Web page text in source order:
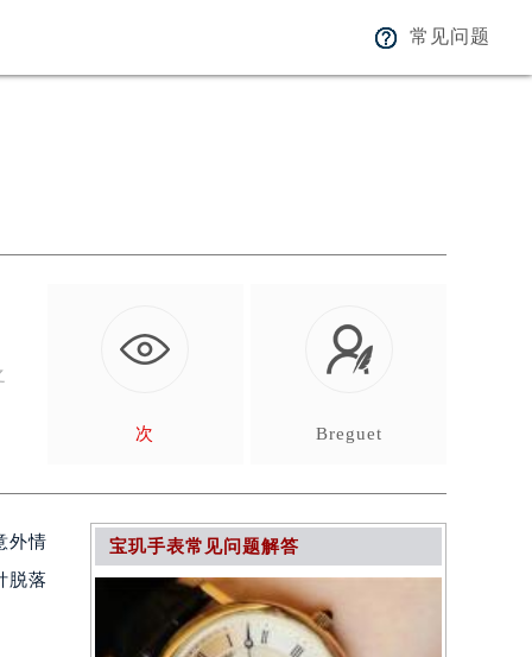
常见问题
次
Breguet
外情
脱落
宝玑手表常见问题解答